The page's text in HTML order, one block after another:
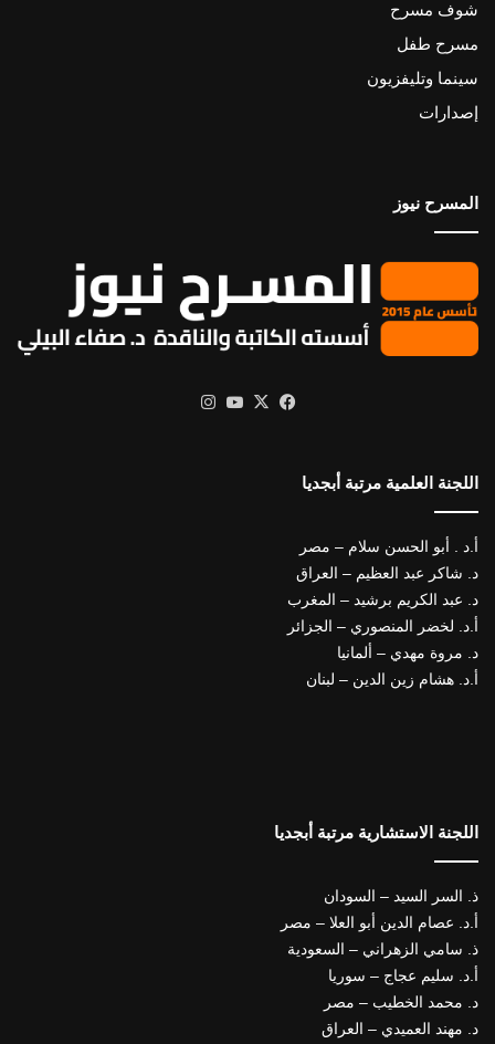
شوف مسرح
مسرح طفل
سينما وتليفزيون
إصدارات
المسرح نيوز
فيسبوك
X يوتيوب
اللجنة العلمية مرتبة أبجديا
أ.د . أبو الحسن سلام – مصر
د. شاكر عبد العظيم – العراق
د. عبد الكريم برشيد – المغرب
أ.د. لخضر المنصوري – الجزائر
د. مروة مهدي – ألمانيا
أ.د. هشام زين الدين – لبنان
اللجنة الاستشارية مرتبة أبجديا
ذ. السر السيد – السودان
أ.د. عصام الدين أبو العلا – مصر
ذ. سامي الزهراني – السعودية
أ.د. سليم عجاج – سوريا
د. محمد الخطيب – مصر
د. مهند العميدي – العراق